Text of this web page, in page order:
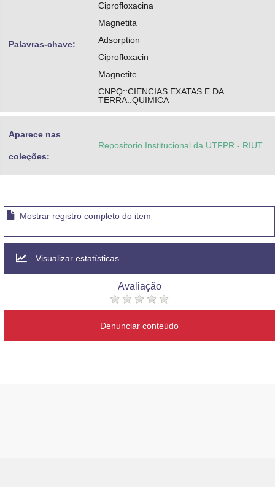
Palavras-chave:
Ciprofloxacina
Magnetita
Adsorption
Ciprofloxacin
Magnetite
CNPQ::CIENCIAS EXATAS E DA
TERRA::QUIMICA
Aparece nas
coleções:
Repositorio Institucional da UTFPR - RIUT
Mostrar registro completo do item
Visualizar estatísticas
Avaliação
Denunciar conteúdo